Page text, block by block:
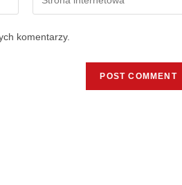
komentarzy.